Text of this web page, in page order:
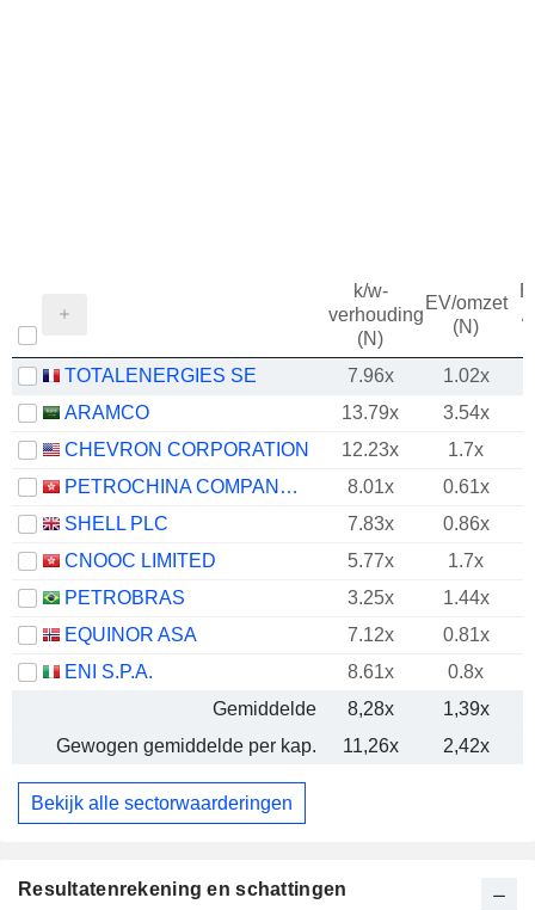
k/w-
verhouding
(N)
EV/omzet
(N)
/
TOTALENERGIES SE 7.96x
1.02x
ARAMCO
13.79x
3.54x
CHEVRON CORPORATION
12.23x
1.7x
PETROCHINA COMPANY LIMITED
8.01x
0.61x
SHELL PLC
7.83x
0.86x
CNOOC LIMITED
5.77x
1.7x
PETROBRAS
3.25x
1.44x
EQUINOR ASA
7.12x
0.81x
ENI S.P.A.
8.61x
0.8x
Gemiddelde
8,28x
1,39x
Gewogen gemiddelde per kap.
11,26x 2,42x
Bekijk alle sectorwaarderingen
Resultatenrekening en schattingen